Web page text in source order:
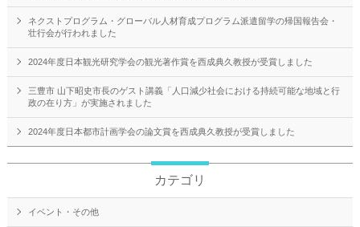
ネクストプログラム・グローバル人材育成プログラム派遣留学の帰国報告会・
壮行会が行われました
2024年度日本観光研究学会の観光著作賞を西成典久教授が受賞しました
三豊市 山下昭史市長のゲスト講義「人口減少社会における持続可能な地域と行
政の在り方」が実施されました
2024年度日本都市計画学会の論文賞を西成典久教授が受賞しました
カテゴリ
イベント・その他